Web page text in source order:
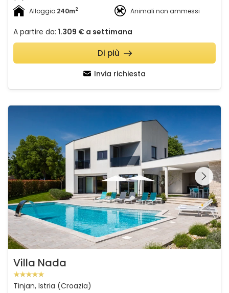
Alloggio 240m2 Animali non ammessi
A partire da: 1.309 € a settimana
Invia richiesta
Di più
Guardate l'intera
galleria sulla
Villa Nada
Tinjan, Istria (Croazia)